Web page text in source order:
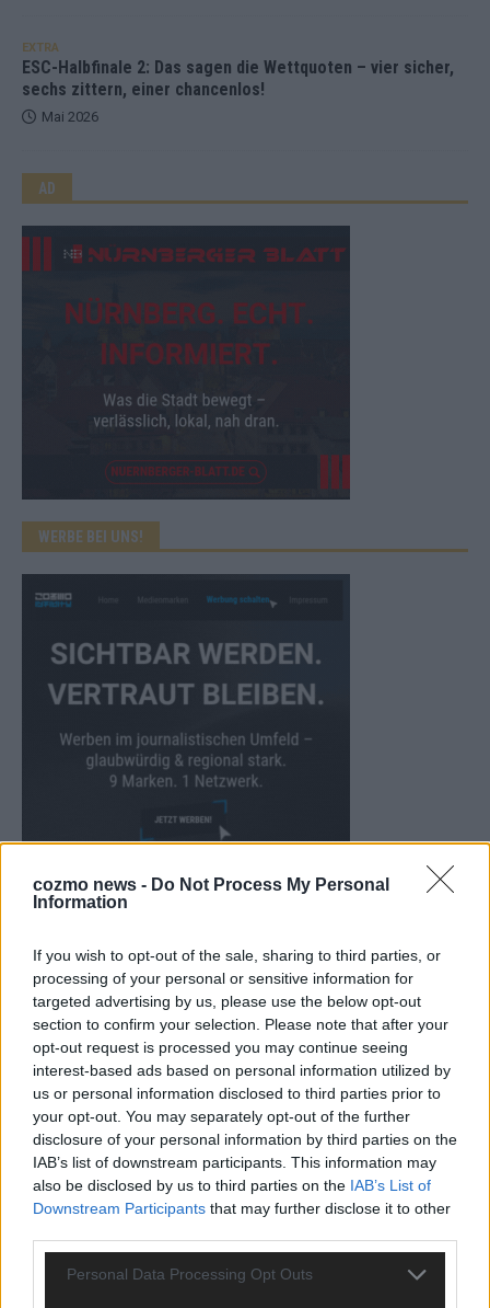
cozmo news - Do Not Process My Personal
Information
If you wish to opt-out of the sale, sharing to third parties, or
processing of your personal or sensitive information for
targeted advertising by us, please use the below opt-out
section to confirm your selection. Please note that after your
opt-out request is processed you may continue seeing
interest-based ads based on personal information utilized by
us or personal information disclosed to third parties prior to
your opt-out. You may separately opt-out of the further
disclosure of your personal information by third parties on the
IAB’s list of downstream participants. This information may
also be disclosed by us to third parties on the IAB’s List of
Downstream Participants that may further disclose it to other
Personal Data Processing Opt Outs
EXTRA
ESC-Halbfinale 2: Das sagen die Wettquoten – vier sicher,
sechs zittern, einer chancenlos!
Mai 2026
AD
WERBE BEI UNS!
CHECK UNS AUF FACEBOOK
AD